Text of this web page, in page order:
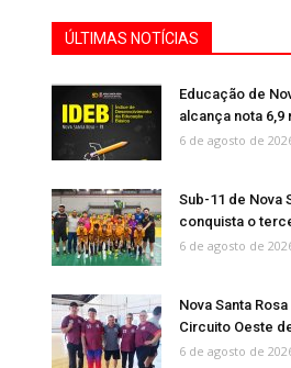
ÚLTIMAS NOTÍCIAS
Educação de
alcança nota 6,9
6 de agosto de
Sub-11 de Nova
conquista o
6 de agosto de
Nova Santa
Circuito Oeste
6 de agosto de